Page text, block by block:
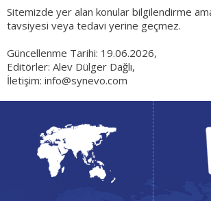
Sitemizde yer alan konular bilgilendirme
tavsiyesi veya tedavi yerine geçmez.
Güncellenme Tarihi: 19.06.2026,
Editörler: Alev Dülger Dağlı,
İletişim: info@synevo.com